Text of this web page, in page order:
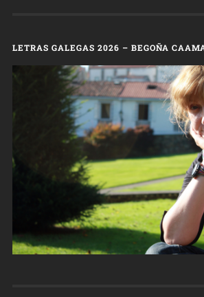
LETRAS GALEGAS 2026 – BEGOÑA